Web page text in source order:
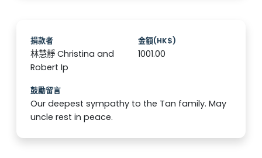
捐款者
林慧靜 Christina and
Robert Ip
金額(HK$)
1001.00
鼓勵留言
Our deepest sympathy to the Tan family. May
uncle rest in peace.